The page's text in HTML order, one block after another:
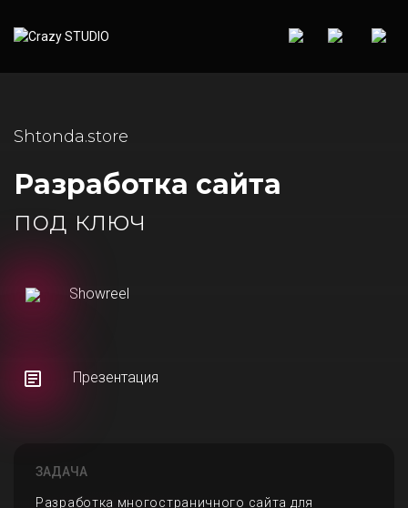
Shtonda.store
Разработка сайта
под ключ
Showreel
Презентация
ЗАДАЧА
Разработка многостраничного сайта для